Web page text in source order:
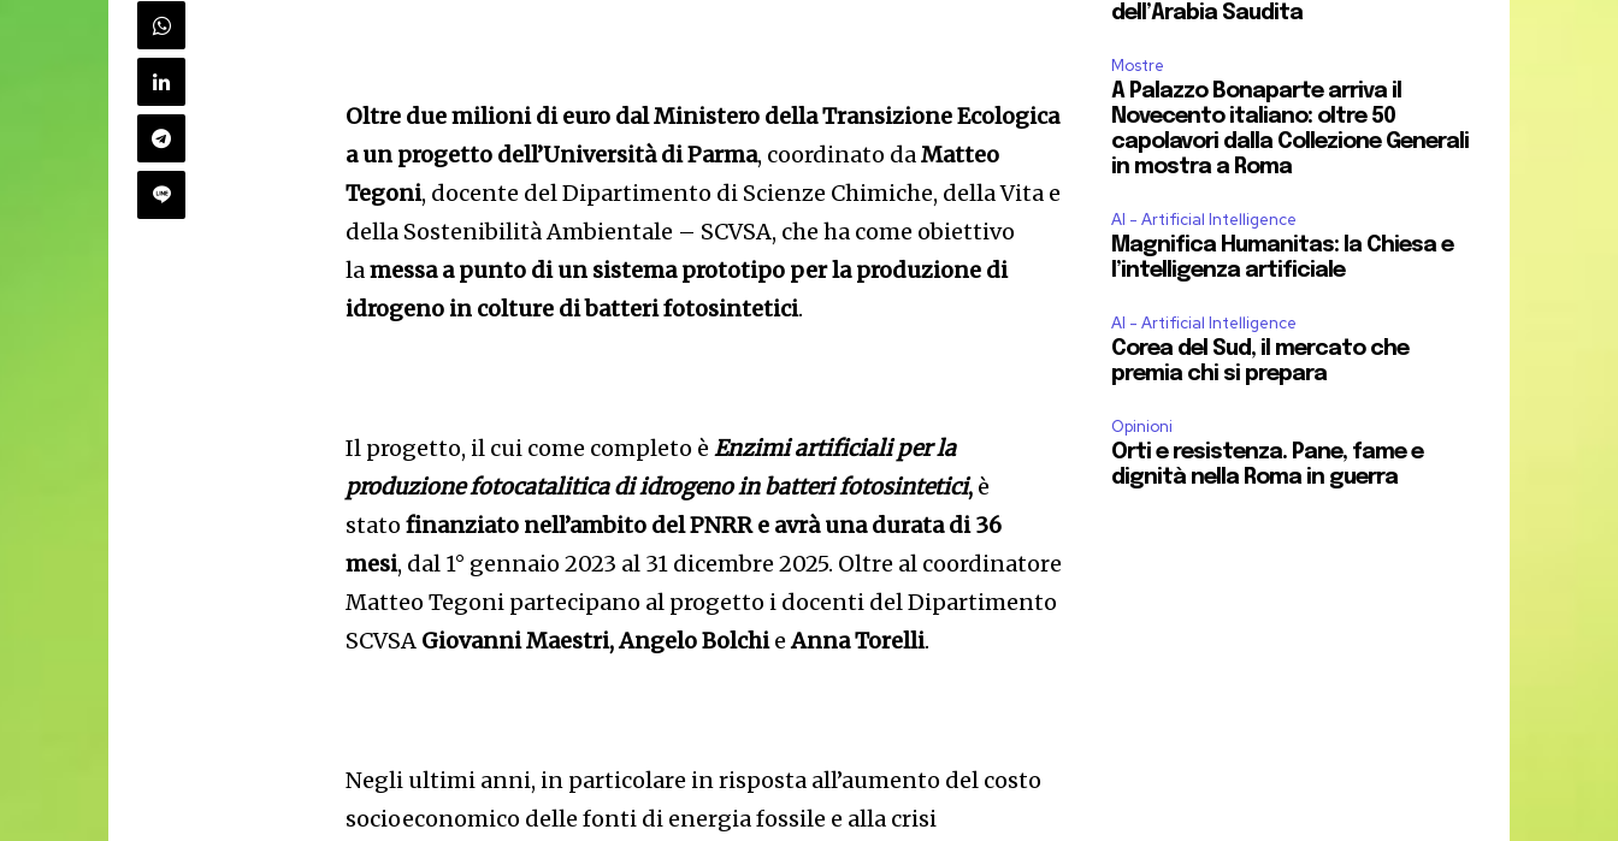
Oltre due milioni di euro dal Ministero della Transizione Ecologica
a un progetto dell’Università di Parma, coordinato daMatteo
Tegoni, docente del Dipartimento di Scienze Chimiche, della Vita e
della Sostenibilità Ambientale – SCVSA, che ha come obiettivo
lamessa a punto di un sistema prototipo per la produzione di
idrogeno in colture di batteri fotosintetici.
Il progetto, il cui come completo è Enzimi artificiali per la
produzione fotocatalitica di idrogeno in batteri fotosintetici, è
stato finanziato nell’ambito del PNRR e avrà una durata di 36
mesi, dal 1° gennaio 2023 al 31 dicembre 2025. Oltre al coordinatore
Matteo Tegoni partecipano al progetto i docenti del Dipartimento
SCVSA Giovanni Maestri, Angelo BolchieAnna Torelli.
Negli ultimi anni, in particolare in risposta all’aumento del costo
socioeconomico delle fonti di energia fossile e alla crisi
dell’Arabia Saudita
Mostre
A Palazzo Bonaparte arriva il
Novecento italiano: oltre 50
capolavori dalla Collezione Generali
in mostra a Roma
AI - Artificial Intelligence
Magnifica Humanitas: la Chiesa e
l’intelligenza artificiale
AI - Artificial Intelligence
Corea del Sud, il mercato che
premia chi si prepara
Opinioni
Orti e resistenza. Pane, fame e
dignità nella Roma in guerra